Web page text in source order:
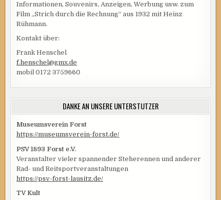
Informationen, Souvenirs, Anzeigen, Werbung usw. zum
Film „Strich durch die Rechnung“ aus 1932 mit Heinz
Rühmann.
Kontakt über:
Frank Henschel
f.henschel@gmx.de
mobil 0172 3759660
DANKE AN UNSERE UNTERSTÜTZER
Museumsverein Forst
https://museumsverein-forst.de/
PSV 1893 Forst e.V.
Veranstalter vieler spannender Steherennen und anderer
Rad- und Reitsportveranstaltungen
https://psv-forst-lausitz.de/
TV Kult